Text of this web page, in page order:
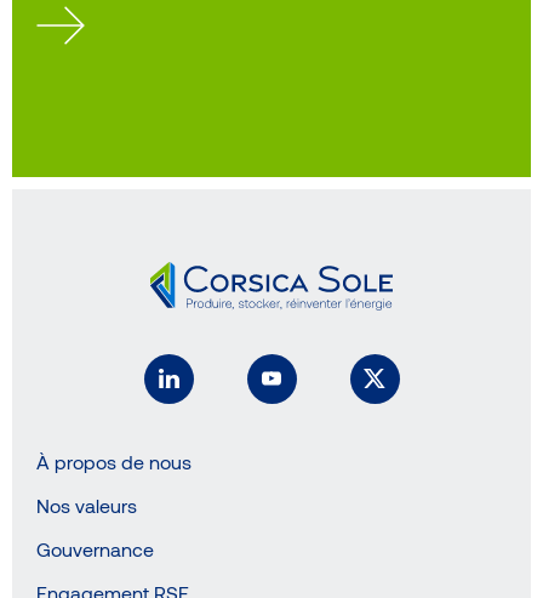
À propos de nous
Nos valeurs
Gouvernance
Engagement RSE